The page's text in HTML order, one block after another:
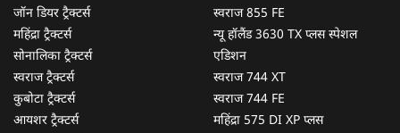
जॉन डियर ट्रैक्टर्स
महिंद्रा ट्रैक्टर्स
सोनालिका ट्रैक्टर्स
स्वराज ट्रैक्टर्स
कुबोटा ट्रैक्टर्स
आयशर ट्रैक्टर्स
स्वराज 855 FE
न्यू हॉलैंड 3630 TX प्लस स्पेशल
एडिशन
स्वराज 744 XT
स्वराज 744 FE
महिंद्रा 575 DI XP प्लस